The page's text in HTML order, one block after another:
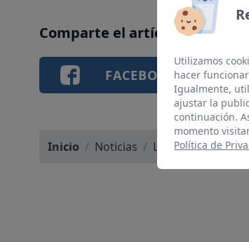
Comparte el artículo si te ha
FACEBOOK
Inicio / Noticias / Las Luces del
Utilizamos
hacer
Igualmente,
ajustar la
continuación.
momento
Política de